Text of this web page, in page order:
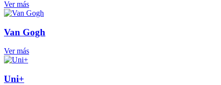
Ver más
Van Gogh
Ver más
Uni+